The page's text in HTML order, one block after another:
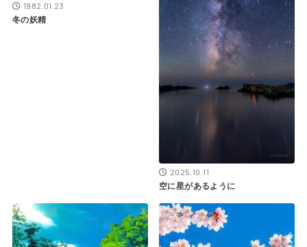
1982.01.23
冬の妖精
2025.10.11
空に星があるように